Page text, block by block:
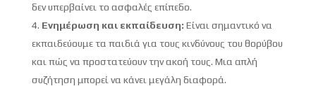
δεν υπερβαίνει το ασφαλές επίπεδο.
Ενημέρωση και εκπαίδευση: Είναι σημαντικό να
εκπαιδεύουμε τα παιδιά για τους κινδύνους του θορύβου
και πώς να προστατεύουν την ακοή τους. Μια απλή
συζήτηση μπορεί να κάνει μεγάλη διαφορά.